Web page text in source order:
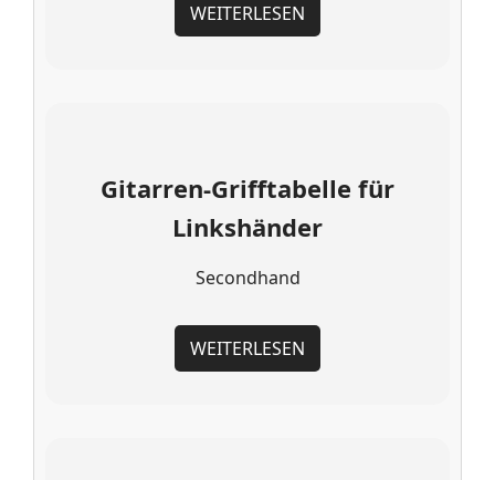
WEITERLESEN
Gitarren-Grifftabelle für
Linkshänder
Secondhand
WEITERLESEN